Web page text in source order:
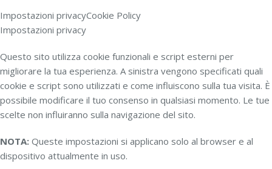
Impostazioni privacyCookie Policy
Impostazioni privacy
Questo sito utilizza cookie funzionali e script esterni per
migliorare la tua esperienza. A sinistra vengono specificati quali
cookie e script sono utilizzati e come influiscono sulla tua visita. È
possibile modificare il tuo consenso in qualsiasi momento. Le tue
scelte non influiranno sulla navigazione del sito.
NOTA: Queste impostazioni si applicano solo al browser e al
dispositivo attualmente in uso.